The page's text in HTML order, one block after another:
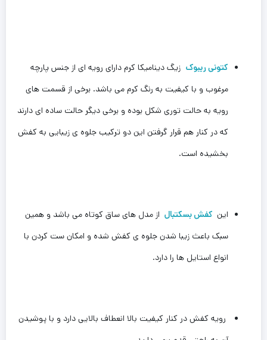
کتونی ریبوک زیگ دینامیکا کرم دارای رویه ای از جنس پارچه
مرغوب و با کیفیت به رنگ کرم می باشد. برخی از قسمت های
رویه به حالت توری شکل بوده و برخی دیگر حالت ساده ای دارند
که در کنار هم قرار گرفتن این دو ترکیب جلوه ی زیبایی به کفش
بخشیده است.
این کفش بسکتبال از مدل های ساق کوتاه می باشد و همین
سبک باعث زیبا شدن جلوه ی کفش شده و امکان ست کردن با
انواع استایل ها را دارد.
رویه کفش در کنار کیفیت بالا انعطاف بالایی دارد و با پوشیدن